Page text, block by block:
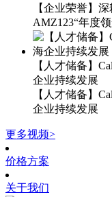
【企业荣誉】
AMZ123“年度
【人才储备】
企业持续发展
【人才储备】
企业持续发展
更多视频>
价格方案
关于我们